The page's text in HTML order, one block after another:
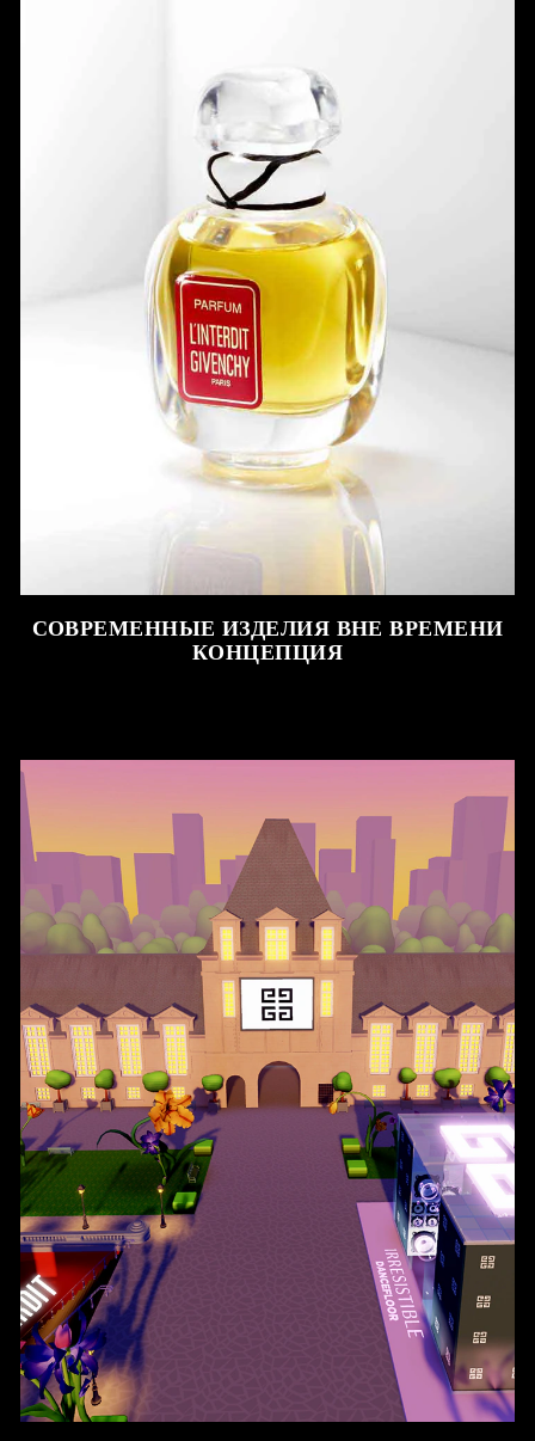
СОВРЕМЕННЫЕ ИЗДЕЛИЯ ВНЕ ВРЕМЕНИ
КОНЦЕПЦИЯ